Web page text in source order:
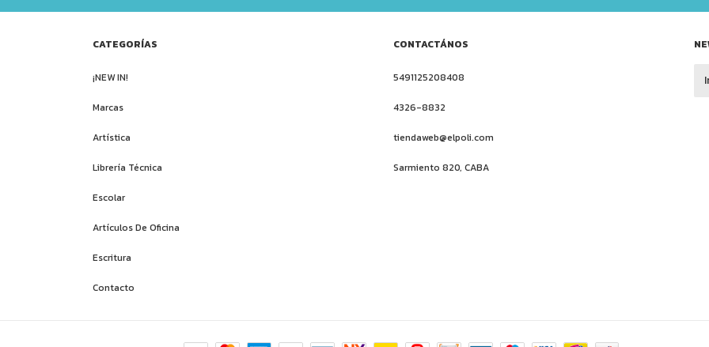
CATEGORÍAS
¡NEW IN!
Marcas
Artística
Librería Técnica
Escolar
Artículos De Oficina
Escritura
Contacto
CONTACTÁNOS
5491125208408
4326-8832
tiendaweb@elpoli.com
Sarmiento 820, CABA